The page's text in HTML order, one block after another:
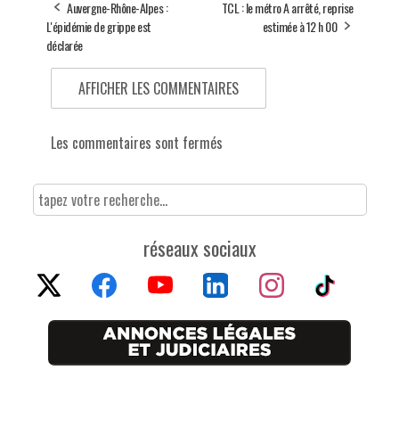
Auvergne-Rhône-Alpes :
L'épidémie de grippe est
déclarée
TCL : le métro A arrêté, reprise
estimée à 12 h 00
AFFICHER LES COMMENTAIRES
Les commentaires sont fermés
réseaux sociaux